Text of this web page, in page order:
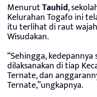
MenurutTauhid,
Kelurahan Togafo ini
itu terlihat di raut
Wisudakan.
“Sehingga, kedepannya
dilaksanakan di tiap
Ternate, dan
Ternate,”ungkapnya.